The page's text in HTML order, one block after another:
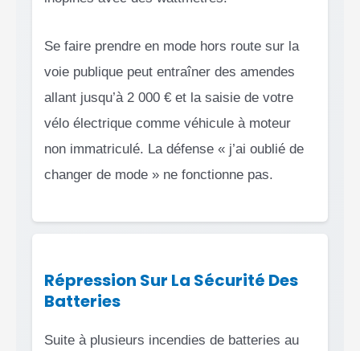
Se faire prendre en mode hors route sur la
voie publique peut entraîner des amendes
allant jusqu’à 2 000 € et la saisie de votre
vélo électrique comme véhicule à moteur
non immatriculé. La défense « j’ai oublié de
changer de mode » ne fonctionne pas.
Répression Sur La Sécurité Des
Batteries
Suite à plusieurs incendies de batteries au